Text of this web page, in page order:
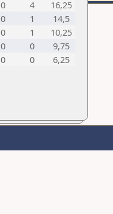
0 4
16,25
0 1
14,5
0 1
10,25
0 0
9,75
0 0
6,25